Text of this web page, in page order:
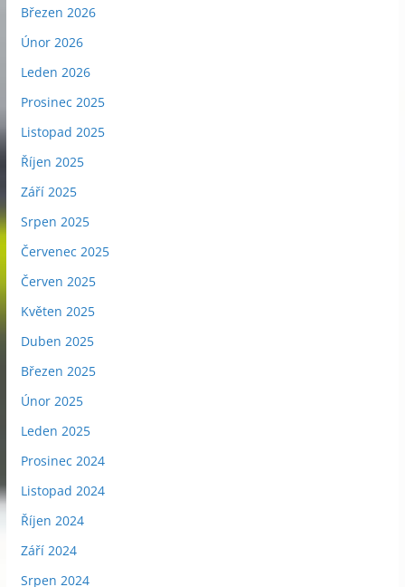
Březen 2026
Únor 2026
Leden 2026
Prosinec 2025
Listopad 2025
Říjen 2025
Září 2025
Srpen 2025
Červenec 2025
Červen 2025
Květen 2025
Duben 2025
Březen 2025
Únor 2025
Leden 2025
Prosinec 2024
Listopad 2024
Říjen 2024
Září 2024
Srpen 2024